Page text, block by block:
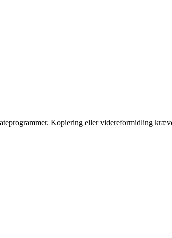
Kopiering eller videreformidling